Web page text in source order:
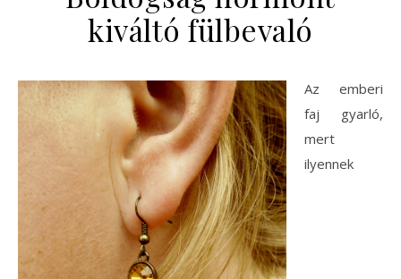
kiváltó fülbevaló
Az emberi
faj gyarló,
mert
ilyennek